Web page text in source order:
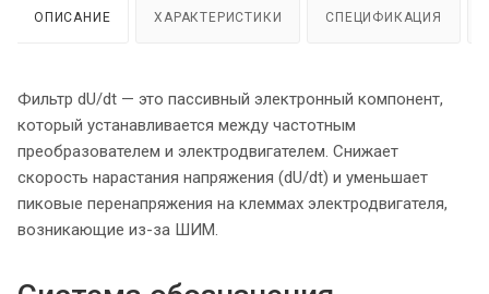
ОПИСАНИЕ ХАРАКТЕРИСТИКИ СПЕЦИФИКАЦИЯ
Фильтр dU/dt — это пассивный электронный компонент,
который устанавливается между частотным
преобразователем и электродвигателем. Снижает
скорость нарастания напряжения (dU/dt) и уменьшает
пиковые перенапряжения на клеммах электродвигателя,
возникающие из-за ШИМ.